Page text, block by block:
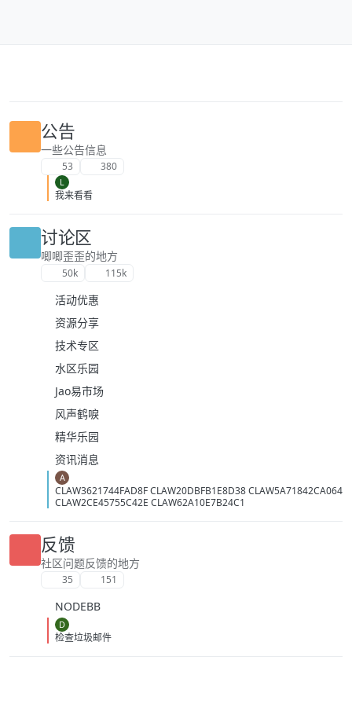
公告
一些公告信息
53 380
L
我来看看
讨论区
唧唧歪歪的地方
50k 115k
活动优惠
资源分享
技术专区
水区乐园
Jao易市场
风声鹤唳
精华乐园
资讯消息
A
CLAW3621744FAD8F CLAW20DBFB1E8D38 CLAW5A71842CA064
CLAW2CE45755C42E CLAW62A10E7B24C1
反馈
社区问题反馈的地方
35 151
NODEBB
D
检查垃圾邮件